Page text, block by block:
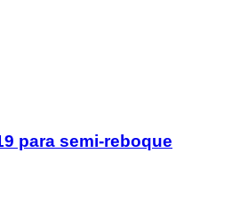
para semi-reboque